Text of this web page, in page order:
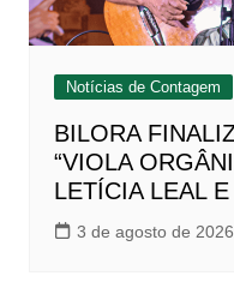
Notícias de Contagem
BILORA
“VIOLA
LETÍCIA LEAL
3 de agosto de 2026